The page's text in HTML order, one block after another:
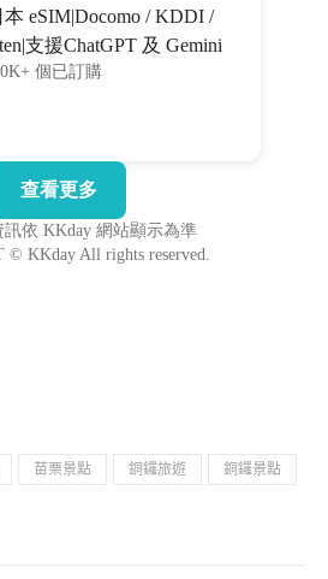
苗栗景點 銅鑼旅遊
銅鑼景點